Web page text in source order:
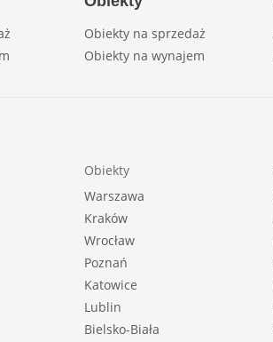
Obiekty na sprzedaż
Obiekty na wynajem
Obiekty
Warszawa
Kraków
Wrocław
Poznań
Katowice
Lublin
Bielsko-Biała